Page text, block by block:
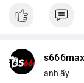
anh ấy